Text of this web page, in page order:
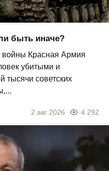
быть иначе?
войны Красная Армия
убитыми и
тысячи советских
2 авг 2026 4 292